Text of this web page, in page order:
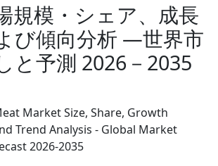
規模・シェア、成長
び傾向分析 ―世界市
と予測 2026－2035
Market Size, Share, Growth
Trend Analysis - Global Market
2026-2035